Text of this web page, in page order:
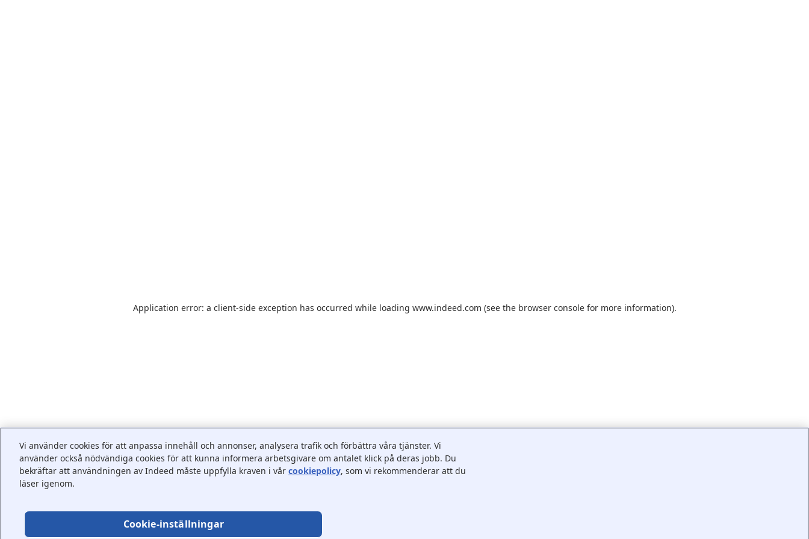
Application error: a client-side exception has occurred while loading www.indeed.com (see the browser consolefor more information).
Vi använder cookies för att anpassa innehåll och annonser, analysera trafik och förbättra våra tjänster. Vi
använder också nödvändiga cookies för att kunna informera arbetsgivare om antalet klick på deras jobb. Du
bekräftar att användningen av Indeed måste uppfylla kraven i vår cookiepolicy, som vi rekommenderar att du
läser igenom.
Cookie-inställningar